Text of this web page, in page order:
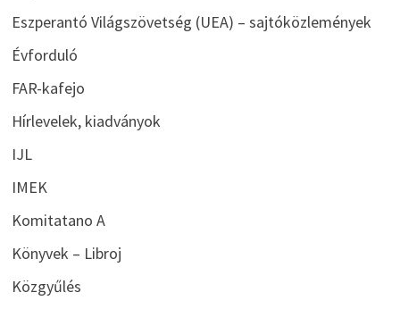
Eszperantó Világszövetség (UEA) – sajtóközlemények
Évforduló
FAR-kafejo
Hírlevelek, kiadványok
IJL
IMEK
Komitatano A
Könyvek – Libroj
Közgyűlés